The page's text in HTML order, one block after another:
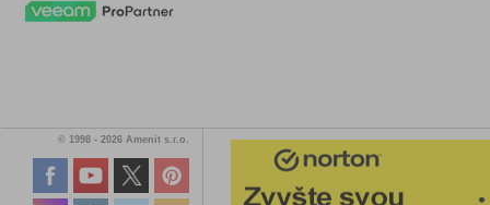
© 1998 - 2026 Amenit s.r.o.